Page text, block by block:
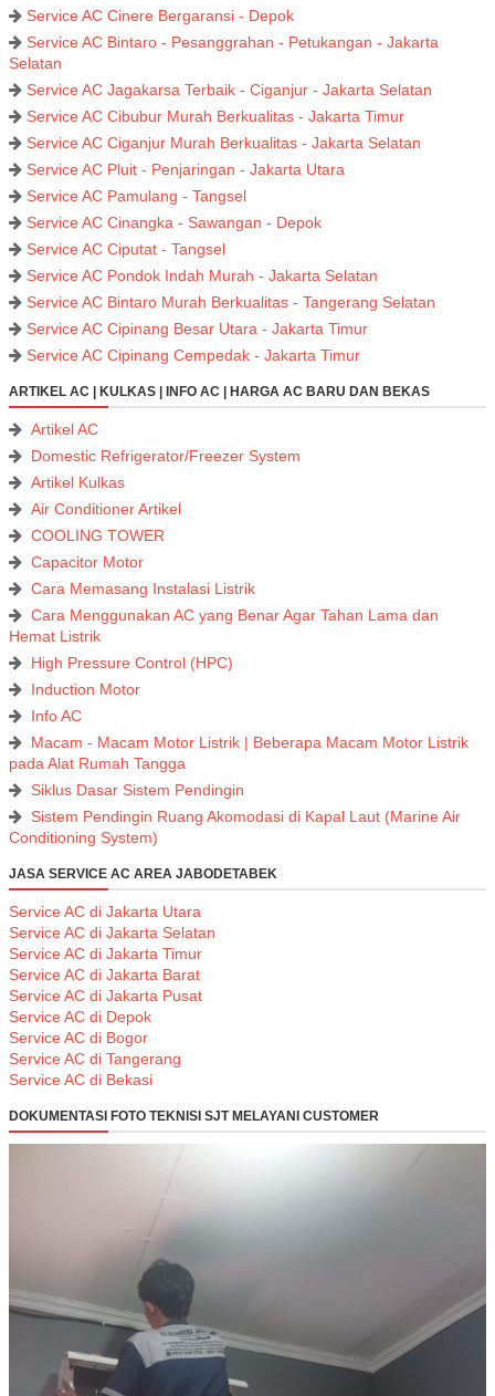
Service AC Cinere Bergaransi - Depok
Service AC Bintaro - Pesanggrahan - Petukangan - Jakarta
Selatan
Service AC Jagakarsa Terbaik - Ciganjur - Jakarta Selatan
Service AC Cibubur Murah Berkualitas - Jakarta Timur
Service AC Ciganjur Murah Berkualitas - Jakarta Selatan
Service AC Pluit - Penjaringan - Jakarta Utara
Service AC Pamulang - Tangsel
Service AC Cinangka - Sawangan - Depok
Service AC Ciputat - Tangsel
Service AC Pondok Indah Murah - Jakarta Selatan
Service AC Bintaro Murah Berkualitas - Tangerang Selatan
Service AC Cipinang Besar Utara - Jakarta Timur
Service AC Cipinang Cempedak - Jakarta Timur
ARTIKEL AC | KULKAS | INFO AC | HARGA AC BARU DAN BEKAS
Artikel AC
Domestic Refrigerator/Freezer System
Artikel Kulkas
Air Conditioner Artikel
COOLING TOWER
Capacitor Motor
Cara Memasang Instalasi Listrik
Cara Menggunakan AC yang Benar Agar Tahan Lama dan
Hemat Listrik
High Pressure Control (HPC)
Induction Motor
Info AC
Macam - Macam Motor Listrik | Beberapa Macam Motor Listrik
pada Alat Rumah Tangga
Siklus Dasar Sistem Pendingin
Sistem Pendingin Ruang Akomodasi di Kapal Laut (Marine Air
Conditioning System)
JASA SERVICE AC AREA JABODETABEK
Service AC di Jakarta Utara
Service AC di Jakarta Selatan
Service AC di Jakarta Timur
Service AC di Jakarta Barat
Service AC di Jakarta Pusat
Service AC di Depok
Service AC di Bogor
Service AC di Tangerang
Service AC di Bekasi
DOKUMENTASI FOTO TEKNISI SJT MELAYANI CUSTOMER